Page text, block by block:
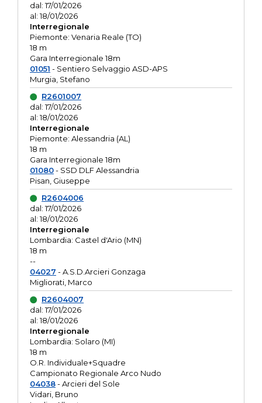
dal: 17/01/2026
al: 18/01/2026
Interregionale
Piemonte: Venaria Reale (TO)
18 m
Gara Interregionale 18m
01051 - Sentiero Selvaggio ASD-APS
Murgia, Stefano
R2601007
dal: 17/01/2026
al: 18/01/2026
Interregionale
Piemonte: Alessandria (AL)
18 m
Gara Interregionale 18m
01080- SSD DLF Alessandria
Pisan, Giuseppe
R2604006
dal: 17/01/2026
al: 18/01/2026
Interregionale
Lombardia: Castel d'Ario (MN)
18 m
--
04027 - A.S.D.Arcieri Gonzaga
Migliorati, Marco
R2604007
dal: 17/01/2026
al: 18/01/2026
Interregionale
Lombardia: Solaro (MI)
18 m
O.R. Individuale+Squadre
Campionato Regionale Arco Nudo
04038- Arcieri del Sole
Vidari, Bruno